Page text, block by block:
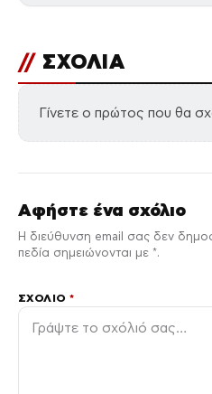
// ΣΧΟΛΙΑ
Γίνετε ο πρώτος που θα
Αφήστε ένα σχόλιο
Η διεύθυνση email σας δεν
πεδία σημειώνονται με *.
ΣΧΌΛΙΟ*